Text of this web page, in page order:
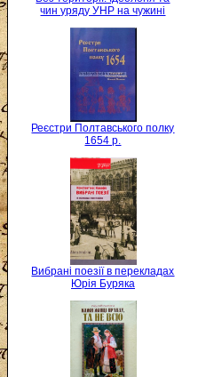
чин уряду УНР на чужині
Реєстри Полтавського полку
1654 р.
Вибрані поезії в перекладах
Юрія Буряка